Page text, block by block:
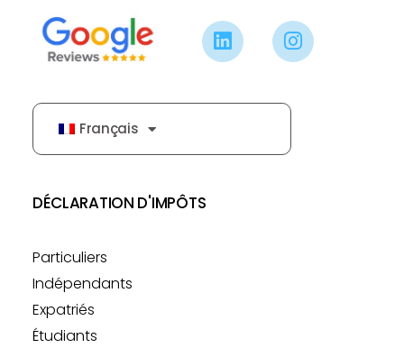
Français
DÉCLARATION D'IMPÔTS
Particuliers
Indépendants
Expatriés
Étudiants